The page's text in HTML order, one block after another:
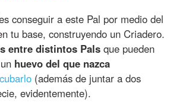
conseguir a este Pal por medio del
tu base, construyendo un Criadero.
entre distintos Pals que pueden
huevo del que nazca
(además de juntar a dos
evidentemente).